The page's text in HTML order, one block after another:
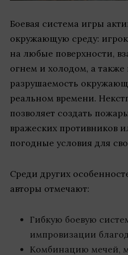
Боевая система игры
окружающую среду:
на любые поверхности,
огнем и холодом, а также
разрушаемость
реальном времени.
позволяет создать
вражеских противников
погодные условия для
Среди других
авторы отмечают:
Гибкую боевую
импровизации
Комбинацию мечей,